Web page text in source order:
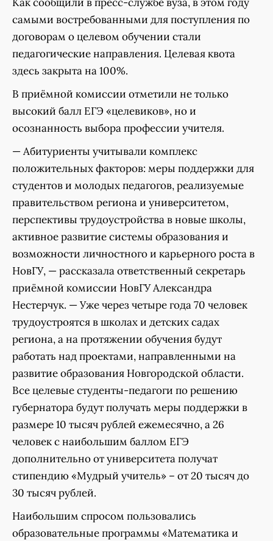
Как сообщили в пресс-службе вуза, в этом году
самыми востребованными для поступления по
договорам о целевом обучении стали
педагогические направления. Целевая квота
здесь закрыта на 100%.
В приёмной комиссии отметили не только
высокий балл ЕГЭ «целевиков», но и
осознанность выбора профессии учителя.
— Абитуриенты учитывали комплекс
положительных факторов: меры поддержки для
студентов и молодых педагогов, реализуемые
правительством региона и университетом,
перспективы трудоустройства в новые школы,
активное развитие системы образования и
возможности личностного и карьерного роста в
НовГУ, — рассказала ответственный секретарь
приёмной комиссии НовГУ Александра
Нестерчук. — Уже через четыре года 70 человек
трудоустроятся в школах и детских садах
региона, а на протяжении обучения будут
работать над проектами, направленными на
развитие образования Новгородской области.
Все целевые студенты-педагоги по решению
губернатора будут получать меры поддержки в
размере 10 тысяч рублей ежемесячно, а 26
человек с наибольшим баллом ЕГЭ
дополнительно от университета получат
стипендию «Мудрый учитель» – от 20 тысяч до
30 тысяч рублей.
Наибольшим спросом пользовались
образовательные программы «Математика и